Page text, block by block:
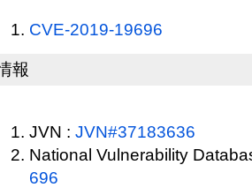
CVE-2019-19696
報
JVN : JVN#37183636
National Vulnerability
696